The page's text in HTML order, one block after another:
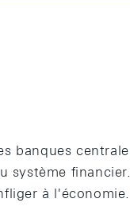
banques
système
à l'économie.